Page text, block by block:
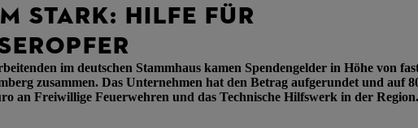
STARK: HILFE FÜR
im deutschen Stammhaus kamen Spendengelder in Höhe von
zusammen. Das Unternehmen hat den Betrag aufgerundet und auf
an Freiwillige Feuerwehren und das Technische Hilfswerk in der Region.